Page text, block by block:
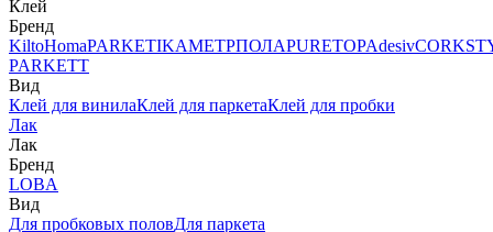
Клей
Бренд
KiltoHomaPARKETIKAМЕТРПОЛАPURETOPAdesiv
PARKETT
Вид
Клей для винилаКлей для паркетаКлей для пробки
Лак
Лак
Бренд
LOBA
Вид
Для пробковых половДля паркета